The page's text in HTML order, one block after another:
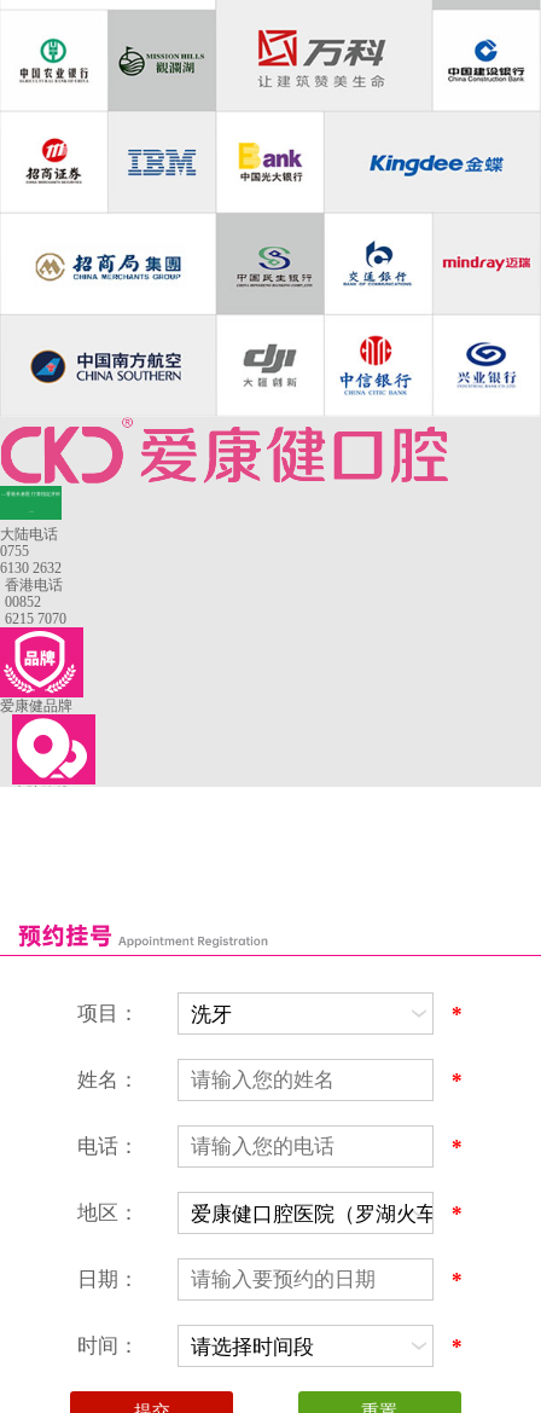
—香港长者医疗券指定牙科
大陆电话
0755
6130 2632
香港电话
00852
6215 7070
爱康健品牌
恒乐口腔诊所
富港口腔诊所
营业时间：9:00-18:00
（节假日照常上班）
微信线上预约：aikangjian1995
微信小程序：爱康健齿科
本网站信息仅供参考，不作为诊疗及医疗根据
项目： *
姓名： *
电话： *
地区： *
日期： *
时间： *